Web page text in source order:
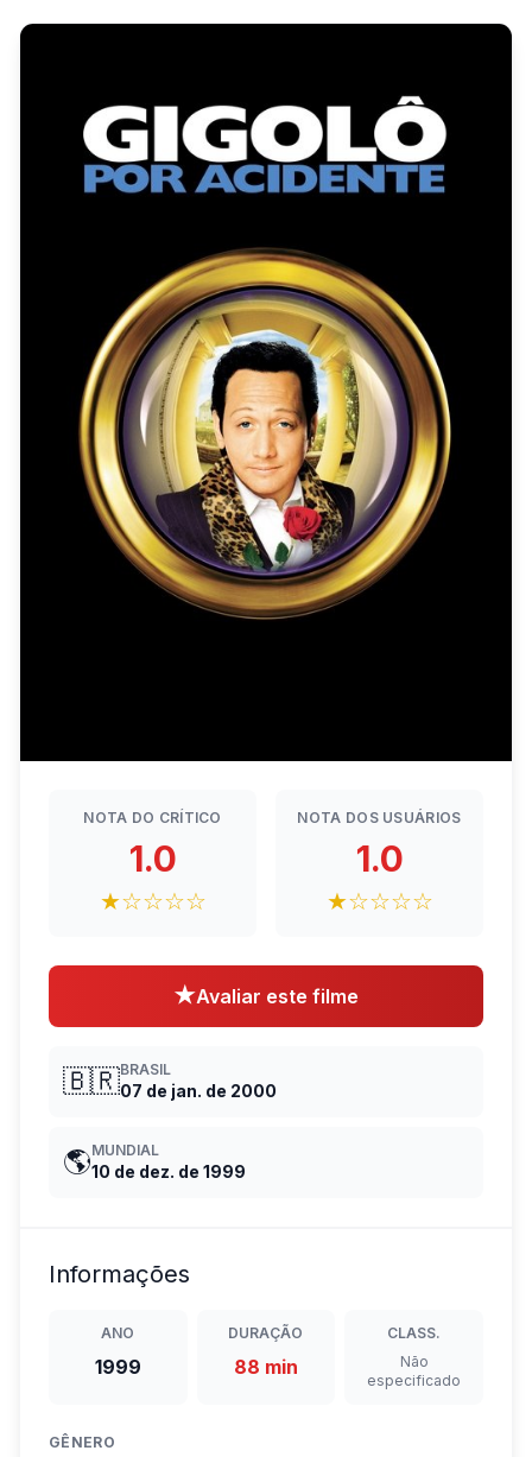
NOTA DO CRÍTICO
1.0
★☆☆☆☆
NOTA DOS USUÁRIOS
1.0
★☆☆☆☆
★Avaliar este filme
🇧🇷BRASIL
07 de jan. de 2000
🌎MUNDIAL
10 de dez. de 1999
Informações
ANO
1999
DURAÇÃO
88 min
CLASS.
Não
especificado
GÊNERO